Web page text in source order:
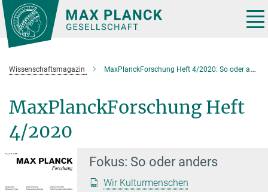
Hauptinhalt
Wissenschaftsmagazin MaxPlanckForschung Heft 4/2020: So oder anders
MaxPlanckForschung Heft
4/2020
Fokus: So oder anders
Wir Kulturmenschen